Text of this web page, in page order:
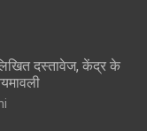
दस्तावेज, केंद्र के